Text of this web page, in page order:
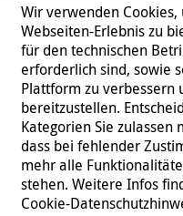
Folgen Sie uns
Wir verwenden
Webseiten-Erlebnis zu
für den technischen
erforderlich sind, sowie
Plattform zu verbessern
bereitzustellen.
Kategorien Sie zulassen
dass bei fehlender
mehr alle
stehen. Weitere Infos
Cookie-